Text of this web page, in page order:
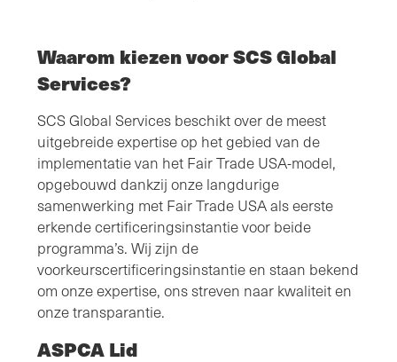
Waarom kiezen voor SCS Global
Services?
SCS Global Services beschikt over de meest
uitgebreide expertise op het gebied van de
implementatie van het Fair Trade USA-model,
opgebouwd dankzij onze langdurige
samenwerking met Fair Trade USA als eerste
erkende certificeringsinstantie voor beide
programma’s. Wij zijn de
voorkeurscertificeringsinstantie en staan bekend
om onze expertise, ons streven naar kwaliteit en
onze transparantie.
ASPCA Lid